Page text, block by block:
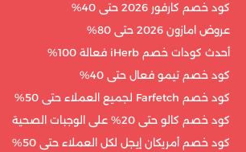
كود خصم كارفور 2026 حتى 40%
عروض امازون 2026 حتى 80%
أحدث كودات خصم iHerb فعالة 100%
كود خصم تيمو فعال حتى 40%
كود خصم Farfetch لجميع العملاء حتى 50%
كود خصم كالو حتى 20% على الوجبات الصحية
كود خصم أمريكان إيجل لكل العملاء حتى 50%